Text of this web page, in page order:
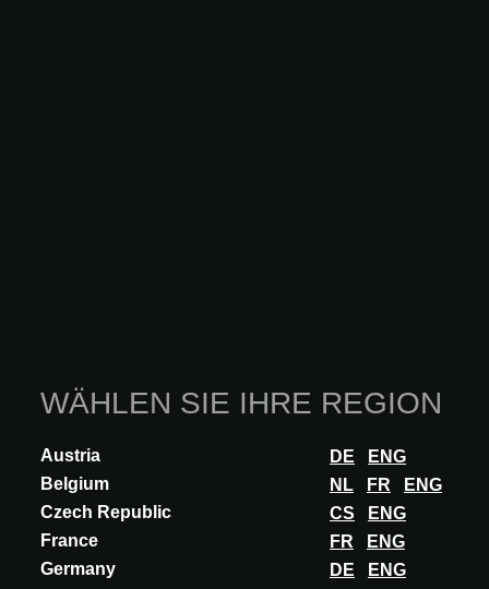
WÄHLEN SIE IHRE REGION
Austria DE
ENG
Belgium
NL FR
ENG
Czech Republic
CS
ENG
France
FR
ENG
Germany
DE
ENG
INNOVATION
CARLO NOBILI RUBINETTERIE